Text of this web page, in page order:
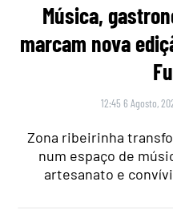
Música,
marcam nova
12:45 6 Agosto,
Zona ribeirinha
num espaço de
artesanato e